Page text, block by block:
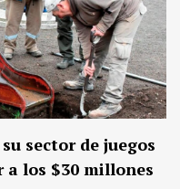
sector de juegos
los $30 millones